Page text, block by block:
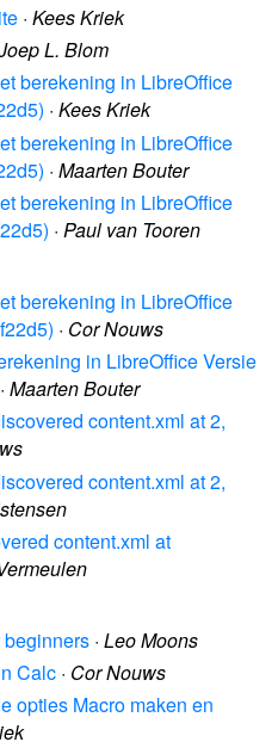
· Kees Kriek
L. Blom
berekening in LibreOffice
· Kees Kriek
berekening in LibreOffice
· Maarten Bouter
berekening in LibreOffice
· Paul van Tooren
berekening in LibreOffice
· Cor Nouws
in LibreOffice Versie
· Maarten Bouter
content.xml at 2,
content.xml at 2,
content.xml at
· Leo Moons
Calc · Cor Nouws
opties Macro maken en